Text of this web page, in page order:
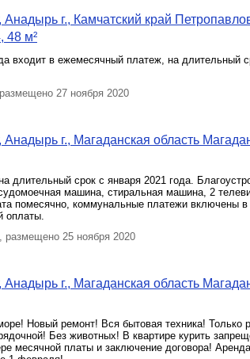
г., Камчатский край
48 м²
входит в ежемесячный платеж, на длительный
27 ноября 2020
г., Магаданская область
длительный срок с января 2021 года.
машина, стиральная машина, 2
помесячно, коммунальные платежи включены в
оплаты.
25 ноября 2020
г., Магаданская область
Новый ремонт! Вся бытовая техника! Только
Без животных! В квартире курить
месячной платы и заключение договора!